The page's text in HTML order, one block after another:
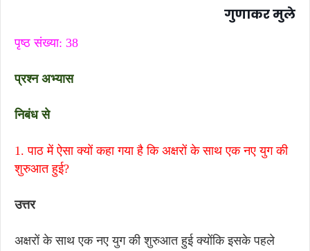
गुणाकर मुले
पृष्ठ संख्या: 38
प्रश्न अभ्यास
निबंध से
1. पाठ में ऐसा क्यों कहा गया है कि अक्षरों के साथ एक नए युग की
शुरुआत हुई?
उत्तर
अक्षरों के साथ एक नए युग की शुरुआत हुई क्योंकि इसके पहले